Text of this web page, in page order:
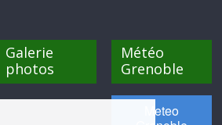
Galerie
photos
Météo
Grenoble